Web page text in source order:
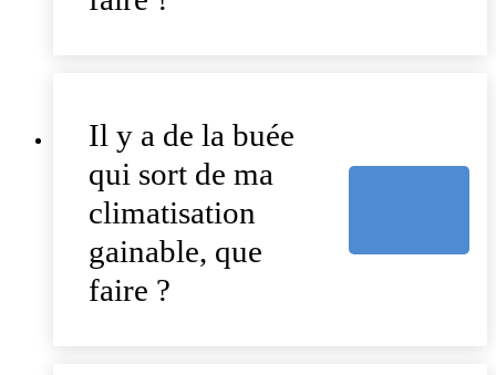
Il y a de la buée
qui sort de ma
climatisation
gainable, que
faire ?